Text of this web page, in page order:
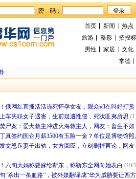
密 码：
首页 新闻 热点
旅游
整形 招投标
男性
家居 文化
常德
俄网红直播活活冻死怀孕女友，观众却在叫好打赏
车失联女子遇害，生前疑遭性侵，死状匪夷所思
尸案：爱犬救主冲进火海救主人，网友：畜生不如
真签约国企月薪3500有五险一金？单位是博物馆照
文怒斥妻子出轨，女方回应，立刻删掉言论，网友
六旬大妈称要嫁给靳东，称靳东全网向她表白 (10/
“杀出一条血路”，被外媒翻译成“华为威胁要让西